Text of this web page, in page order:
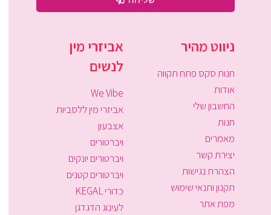
ניווט מהיר
חנות סקס פתח תקווה
אודות
החשבון שלי
חנות
מאמרים
יצירת קשר
הצהרת נגישות
תקנון ותנאי שימוש
מפת אתר
אביזרי מין
לנשים
We Vibe
אביזרי מין ללסביות
אצבעון
ויברטורים
ויברטורים יונקים
ויברטורים קטנים
כדורי KEGAL
לעינוג הדגדגן